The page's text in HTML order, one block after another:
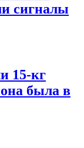
сигналы
15-кг
была в